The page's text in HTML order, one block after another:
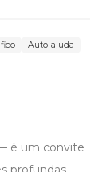
Auto-ajuda
é um convite